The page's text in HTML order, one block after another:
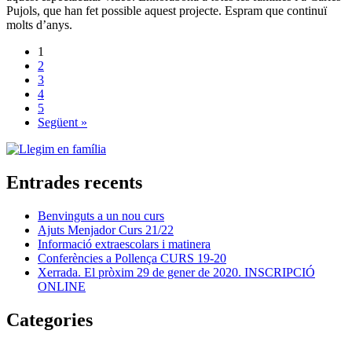
Pujols, que han fet possible aquest projecte. Espram que continuï
molts d’anys.
1
2
3
4
5
Següent »
Entrades recents
Benvinguts a un nou curs
Ajuts Menjador Curs 21/22
Informació extraescolars i matinera
Conferències a Pollença CURS 19-20
Xerrada. El pròxim 29 de gener de 2020. INSCRIPCIÓ
ONLINE
Categories